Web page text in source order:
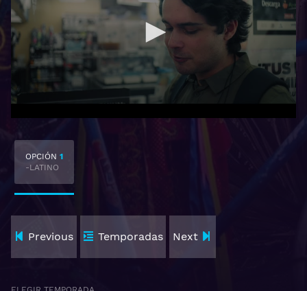
OPCIÓN 1
-LATINO
Previous Temporadas Next